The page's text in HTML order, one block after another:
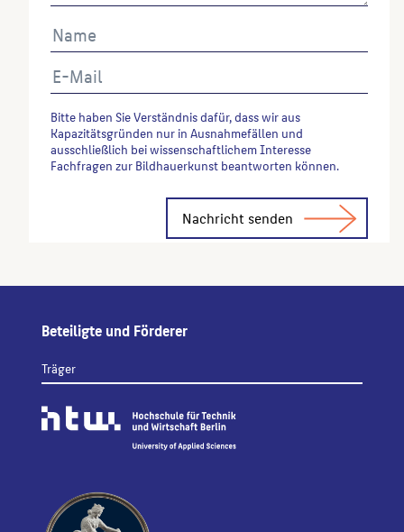
Bitte haben Sie Verständnis dafür, dass wir aus
Kapazitätsgründen nur in Ausnahmefällen und
ausschließlich bei wissenschaftlichem Interesse
Fachfragen zur Bildhauerkunst beantworten können.
Beteiligte und Förderer
Träger